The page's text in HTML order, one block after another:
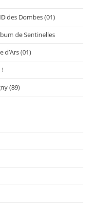
des Dombes (01)
de Sentinelles
d’Ars (01)
(89)